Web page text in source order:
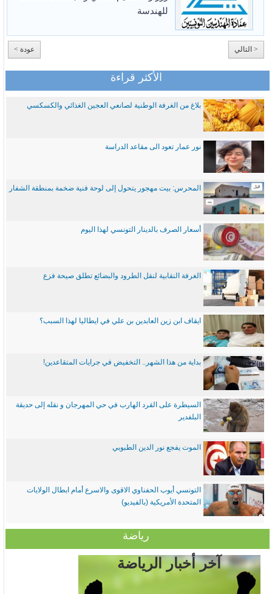
للهندسة
عودة > < التالي
الأكثر قراءة
بلاغ من الغرفة الوطنية لصانعي العجين الغذائي والكسكسي
نور عمار تعود الى مقاعد الدراسة
المحرس: بيت مهجور يتحول إلى لوحة فنية ضخمة بمنطقة الشفار
أسعار الصرف بالدينار التونسي لهذا اليوم
الغرفة النقابية لنقل الطرود والبضائع تطلق صيحة فزع
ايقاف ابن زين العابدين بن علي في ايطاليا لهذا السبب؟
بداية من هذا الشهر.. التخفيض في جرايات المتقاعدين!
السيطرة على القرد الهارب في حي المهرجان و نقله إلى حديقة
البلفدير
الموت يفجع نور الدين الطبوبي
التونسي أيوب الحفناوي الاقوى والاسرع أمام ابطال الولايات
المتحدة الأمريكية (بالفيديو)
رياضة
آخر أخبار الرياضة